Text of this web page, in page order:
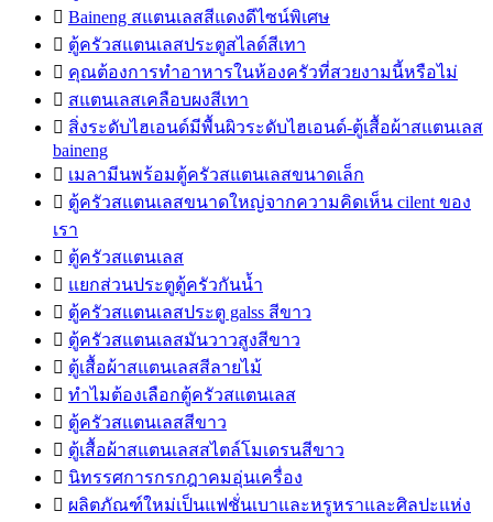
 Baineng สแตนเลสสีแดงดีไซน์พิเศษ
 ตู้ครัวสแตนเลสประตูสไลด์สีเทา
 คุณต้องการทำอาหารในห้องครัวที่สวยงามนี้หรือไม่
 สแตนเลสเคลือบผงสีเทา
 สิ่งระดับไฮเอนด์มีพื้นผิวระดับไฮเอนด์-ตู้เสื้อผ้าสแตนเลส
baineng
 เมลามีนพร้อมตู้ครัวสแตนเลสขนาดเล็ก
 ตู้ครัวสแตนเลสขนาดใหญ่จากความคิดเห็น cilent ของ
เรา
 ตู้ครัวสแตนเลส
 แยกส่วนประตูตู้ครัวกันน้ำ
 ตู้ครัวสแตนเลสประตู galss สีขาว
 ตู้ครัวสแตนเลสมันวาวสูงสีขาว
 ตู้เสื้อผ้าสแตนเลสสีลายไม้
 ทำไมต้องเลือกตู้ครัวสแตนเลส
 ตู้ครัวสแตนเลสสีขาว
 ตู้เสื้อผ้าสแตนเลสสไตล์โมเดรนสีขาว
 นิทรรศการกรกฎาคมอุ่นเครื่อง
 ผลิตภัณฑ์ใหม่เป็นแฟชั่นเบาและหรูหราและศิลปะแห่ง